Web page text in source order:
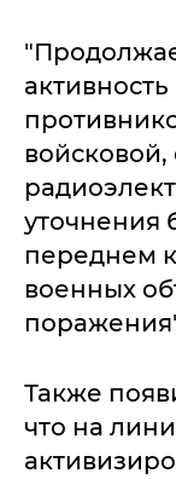
уточнения
переднем
военных
Также
что на